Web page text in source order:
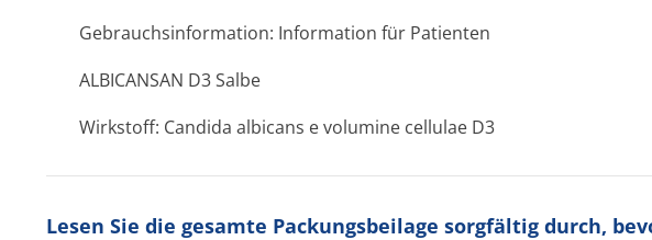
Gebrauchsinformation: Information für Patienten
ALBICANSAN D3 Salbe
Wirkstoff: Candida albicans e volumine cellulae D3
Lesen Sie die gesamte Packungsbeilage sorgfältig durch,